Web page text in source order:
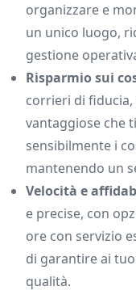
organizzare e
un unico luogo,
gestione
Risparmio sui
corrieri di
vantaggiose che
sensibilmente i
mantenendo un
Velocità e
e precise, con
ore con servizio
di garantire ai
qualità.